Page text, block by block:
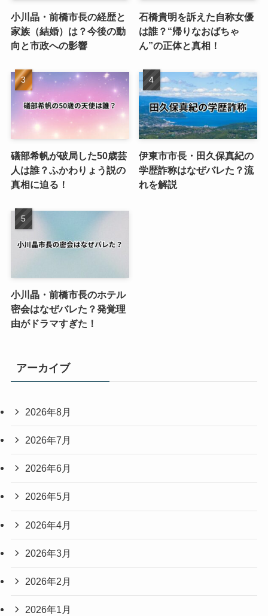
小川晶・前橋市長の経歴と
家族（結婚）は？今後の動
向と市政への影響
石橋貴明を訴えた自称女優
は誰？“帰りなおばちゃ
ん”の正体と真相！
礒部希帆が破局した50歳芸
人は誰？ふかわりょう説の
真相に迫る！
伊東市市長・田久保真紀の
学歴詐称はなぜバレた？流
れを解説
小川晶・前橋市長のホテル
密会はなぜバレた？発覚理
由がドラマすぎた！
アーカイブ
2026年8月
2026年7月
2026年6月
2026年5月
2026年4月
2026年3月
2026年2月
2026年1月